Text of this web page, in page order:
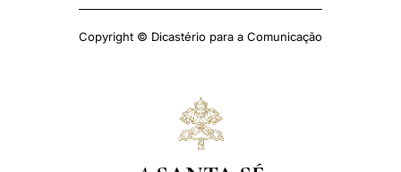
Copyright © Dicastério para a Comunicação